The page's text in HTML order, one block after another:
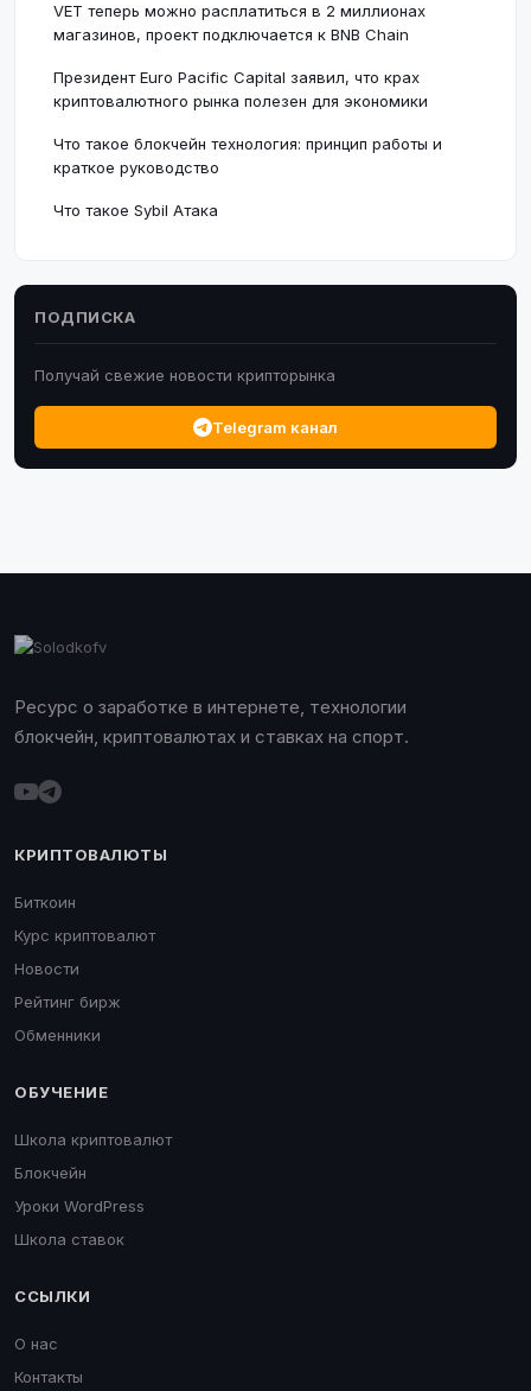
VET теперь можно расплатиться в 2 миллионах
магазинов, проект подключается к BNB Chain
Президент Euro Pacific Capital заявил, что крах
криптовалютного рынка полезен для экономики
Что такое блокчейн технология: принцип работы и
краткое руководство
Что такое Sybil Атака
ПОДПИСКА
Получай свежие новости крипторынка
Telegram канал
Ресурс о заработке в интернете, технологии
блокчейн, криптовалютах и ставках на спорт.
КРИПТОВАЛЮТЫ
Биткоин
Курс криптовалют
Новости
Рейтинг бирж
Обменники
ОБУЧЕНИЕ
Школа криптовалют
Блокчейн
Уроки WordPress
Школа ставок
ССЫЛКИ
О нас
Контакты